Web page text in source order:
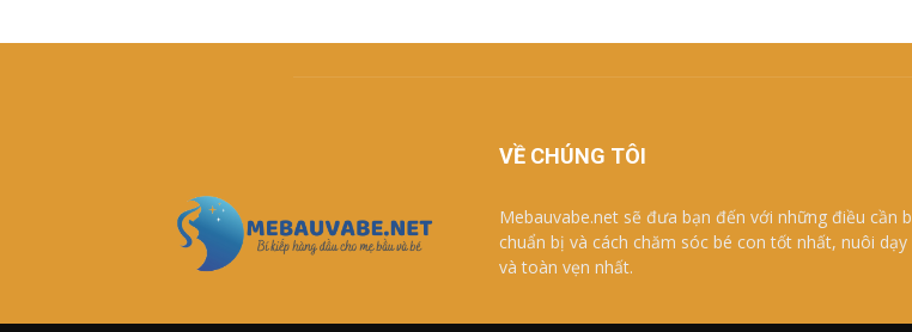
VỀ CHÚNG TÔI
Mebauvabe.net sẽ đưa bạn đến với những điều cần
chuẩn bị và cách chăm sóc bé con tốt nhất, nuôi
và toàn vẹn nhất.